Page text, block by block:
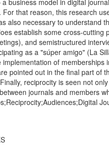
business model in digital
For that reason, this research
also necessary to understand
establish some cross-
and semistructured
as a "súper amigo" (La
implementation of
pointed out in the final part of
reciprocity is seen not
journals and members